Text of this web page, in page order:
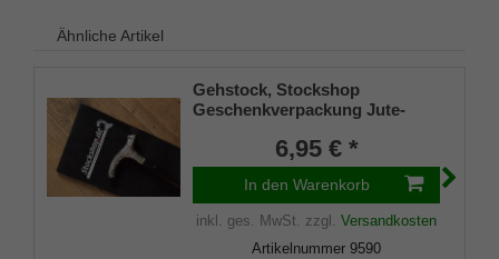
Ähnliche Artikel
Gehstock, Stockshop
Geschenkverpackung Jute-
Klettverschluss6,95 € *
In den Warenkorb
inkl. ges. MwSt. zzgl. Versandkosten
Artikelnummer 9590